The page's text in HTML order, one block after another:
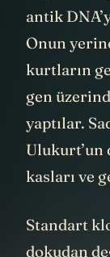
hayvanları
antik
Onun
kurtların
gen
yaptılar.
Ulukurt’un
Standart